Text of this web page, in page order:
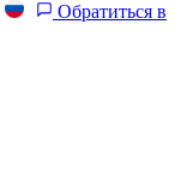
Обратиться в